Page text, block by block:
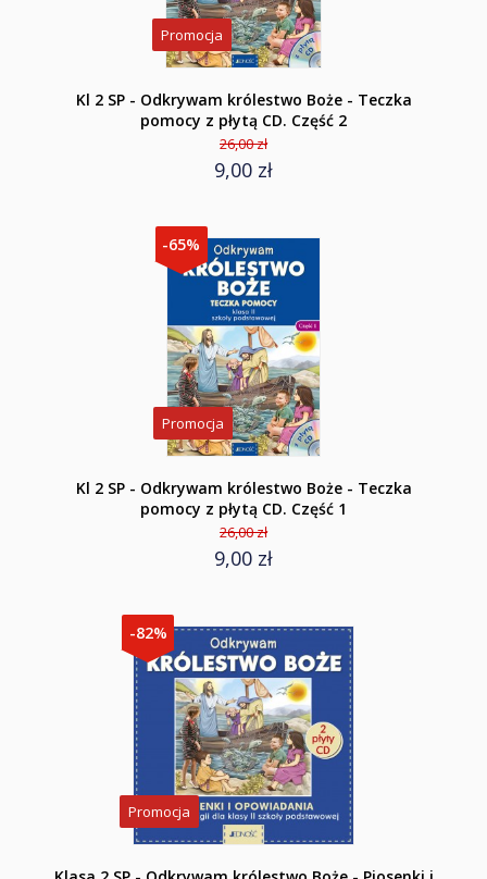
Promocja
Kl 2 SP - Odkrywam królestwo Boże - Teczka
pomocy z płytą CD. Część 2
26,00 zł
9,00 zł
-65%
Promocja
Kl 2 SP - Odkrywam królestwo Boże - Teczka
pomocy z płytą CD. Część 1
26,00 zł
9,00 zł
-82%
Promocja